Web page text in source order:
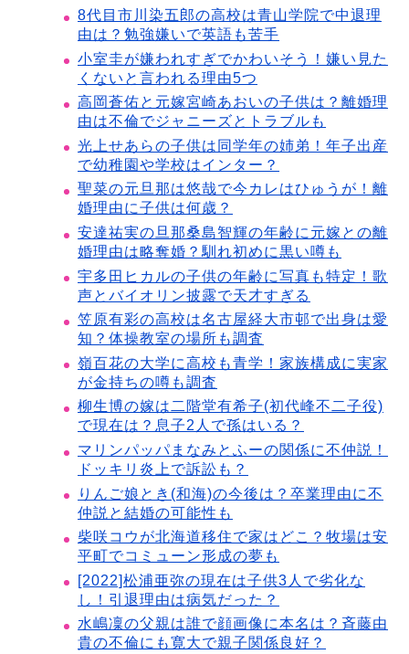
8代目市川染五郎の高校は青山学院で中退理
由は？勉強嫌いで英語も苦手
小室圭が嫌われすぎでかわいそう！嫌い見た
くないと言われる理由5つ
高岡蒼佑と元嫁宮崎あおいの子供は？離婚理
由は不倫でジャニーズとトラブルも
光上せあらの子供は同学年の姉弟！年子出産
で幼稚園や学校はインター？
聖菜の元旦那は悠哉で今カレはひゅうが！離
婚理由に子供は何歳？
安達祐実の旦那桑島智輝の年齢に元嫁との離
婚理由は略奪婚？馴れ初めに黒い噂も
宇多田ヒカルの子供の年齢に写真も特定！歌
声とバイオリン披露で天才すぎる
笠原有彩の高校は名古屋経大市邨で出身は愛
知？体操教室の場所も調査
嶺百花の大学に高校も青学！家族構成に実家
が金持ちの噂も調査
柳生博の嫁は二階堂有希子(初代峰不二子役)
で現在は？息子2人で孫はいる？
マリンパッパまなみとふーの関係に不仲説！
ドッキリ炎上で訴訟も？
りんご娘とき(和海)の今後は？卒業理由に不
仲説と結婚の可能性も
柴咲コウが北海道移住で家はどこ？牧場は安
平町でコミューン形成の夢も
[2022]松浦亜弥の現在は子供3人で劣化な
し！引退理由は病気だった？
水嶋凜の父親は誰で顔画像に本名は？斉藤由
貴の不倫にも寛大で親子関係良好？